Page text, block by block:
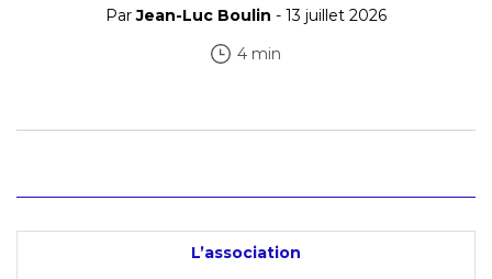
ParJean-Luc Boulin - 13 juillet 2026
4 min
L’association